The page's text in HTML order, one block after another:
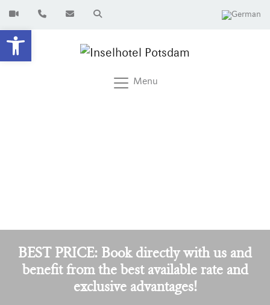
Open toolbar
Menu
BEST PRICE: Book directly with us and
benefit from the best available rate and
exclusive advantages!